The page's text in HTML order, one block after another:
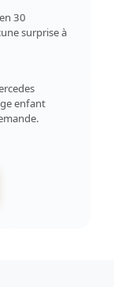
30
surprise à
enfant